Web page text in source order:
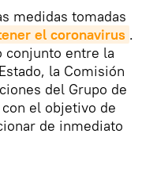
medidas tomadas
el coronavirus .
conjunto entre la
la Comisión
del Grupo de
el objetivo de
de inmediato